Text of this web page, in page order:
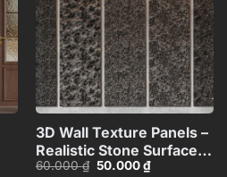
3D Wall Texture Panels –
Realistic Stone Surface
Model_15599058
60.000₫ Giá
50.000₫Giá